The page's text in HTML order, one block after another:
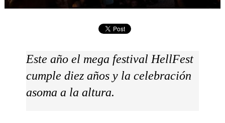
Este año el mega festival HellFest
cumple diez años y la celebración
asoma a la altura.